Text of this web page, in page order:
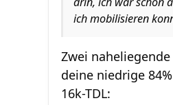
ich mobilisieren
Zwei
deine niedrige
16k-TDL: